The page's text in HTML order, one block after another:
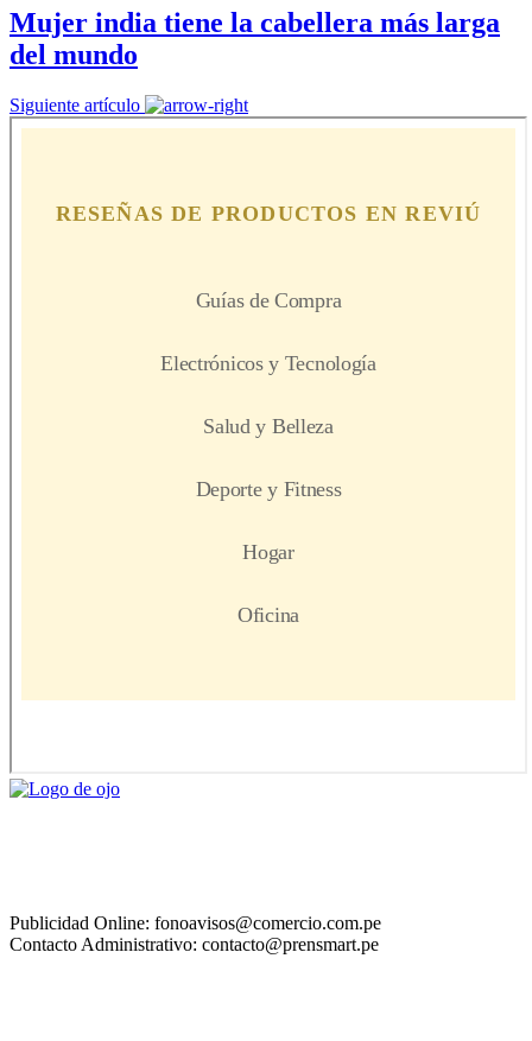
Mujer india tiene la cabellera más larga
del mundo
Siguiente artículo
Publicidad Online: fonoavisos@comercio.com.pe
Contacto Administrativo: contacto@prensmart.pe